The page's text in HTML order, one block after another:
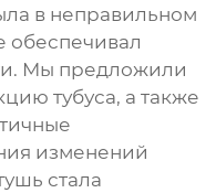
в неправильном
обеспечивал
Мы предложили
тубуса, а также
изменений
стала